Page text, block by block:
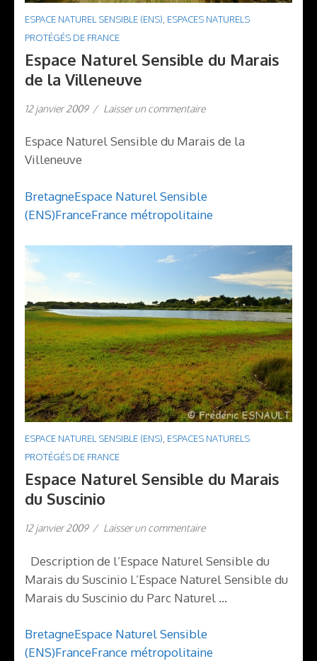
ESPACE NATUREL SENSIBLE (ENS) ESPACES NATURELS
PROTÉGÉS DE FRANCE
Espace Naturel Sensible du Marais
de la Villeneuve
12 janvier 2009 / Laisser un commentaire
Espace Naturel Sensible du Marais de la
Villeneuve
BretagneEspace Naturel Sensible
(ENS)FranceFrance métropolitaine
ESPACE NATUREL SENSIBLE (ENS) ESPACES NATURELS
PROTÉGÉS DE FRANCE
Espace Naturel Sensible du Marais
du Suscinio
12 janvier 2009 / Laisser un commentaire
Description de l’Espace Naturel Sensible du
Marais du Suscinio L’Espace Naturel Sensible du
Marais du Suscinio du Parc Naturel …
BretagneEspace Naturel Sensible
(ENS)FranceFrance métropolitaine